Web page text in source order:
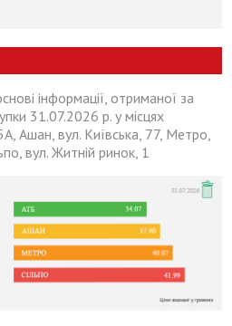
інформації, отриманої за
31.07.2026 р. у місцях
Ашан, вул. Київська, 77, Метро,
вул. Житній ринок, 1